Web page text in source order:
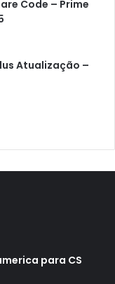
Code – Prime
Atualização –
para CS